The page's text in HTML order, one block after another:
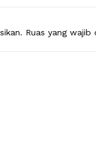
Ruas yang wajib